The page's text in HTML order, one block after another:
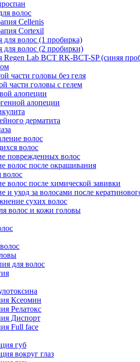
волос
Cellenis
Cortexil
для волос (1 пробирка)
для волос (2 пробирки)
Regen Lab BCT RK-BCT-SP (синяя
части головы без геля
части головы с гелем
алопеции
алопеции
дерматита
волос
волос
поврежденных волос
волос после окрашивания
волос
волос после химической завивки
и уход за волосами после
сухих волос
волос и кожи головы
для волос
Ксеомин
Релатокс
Диспорт
Full face
губ
вокруг глаз